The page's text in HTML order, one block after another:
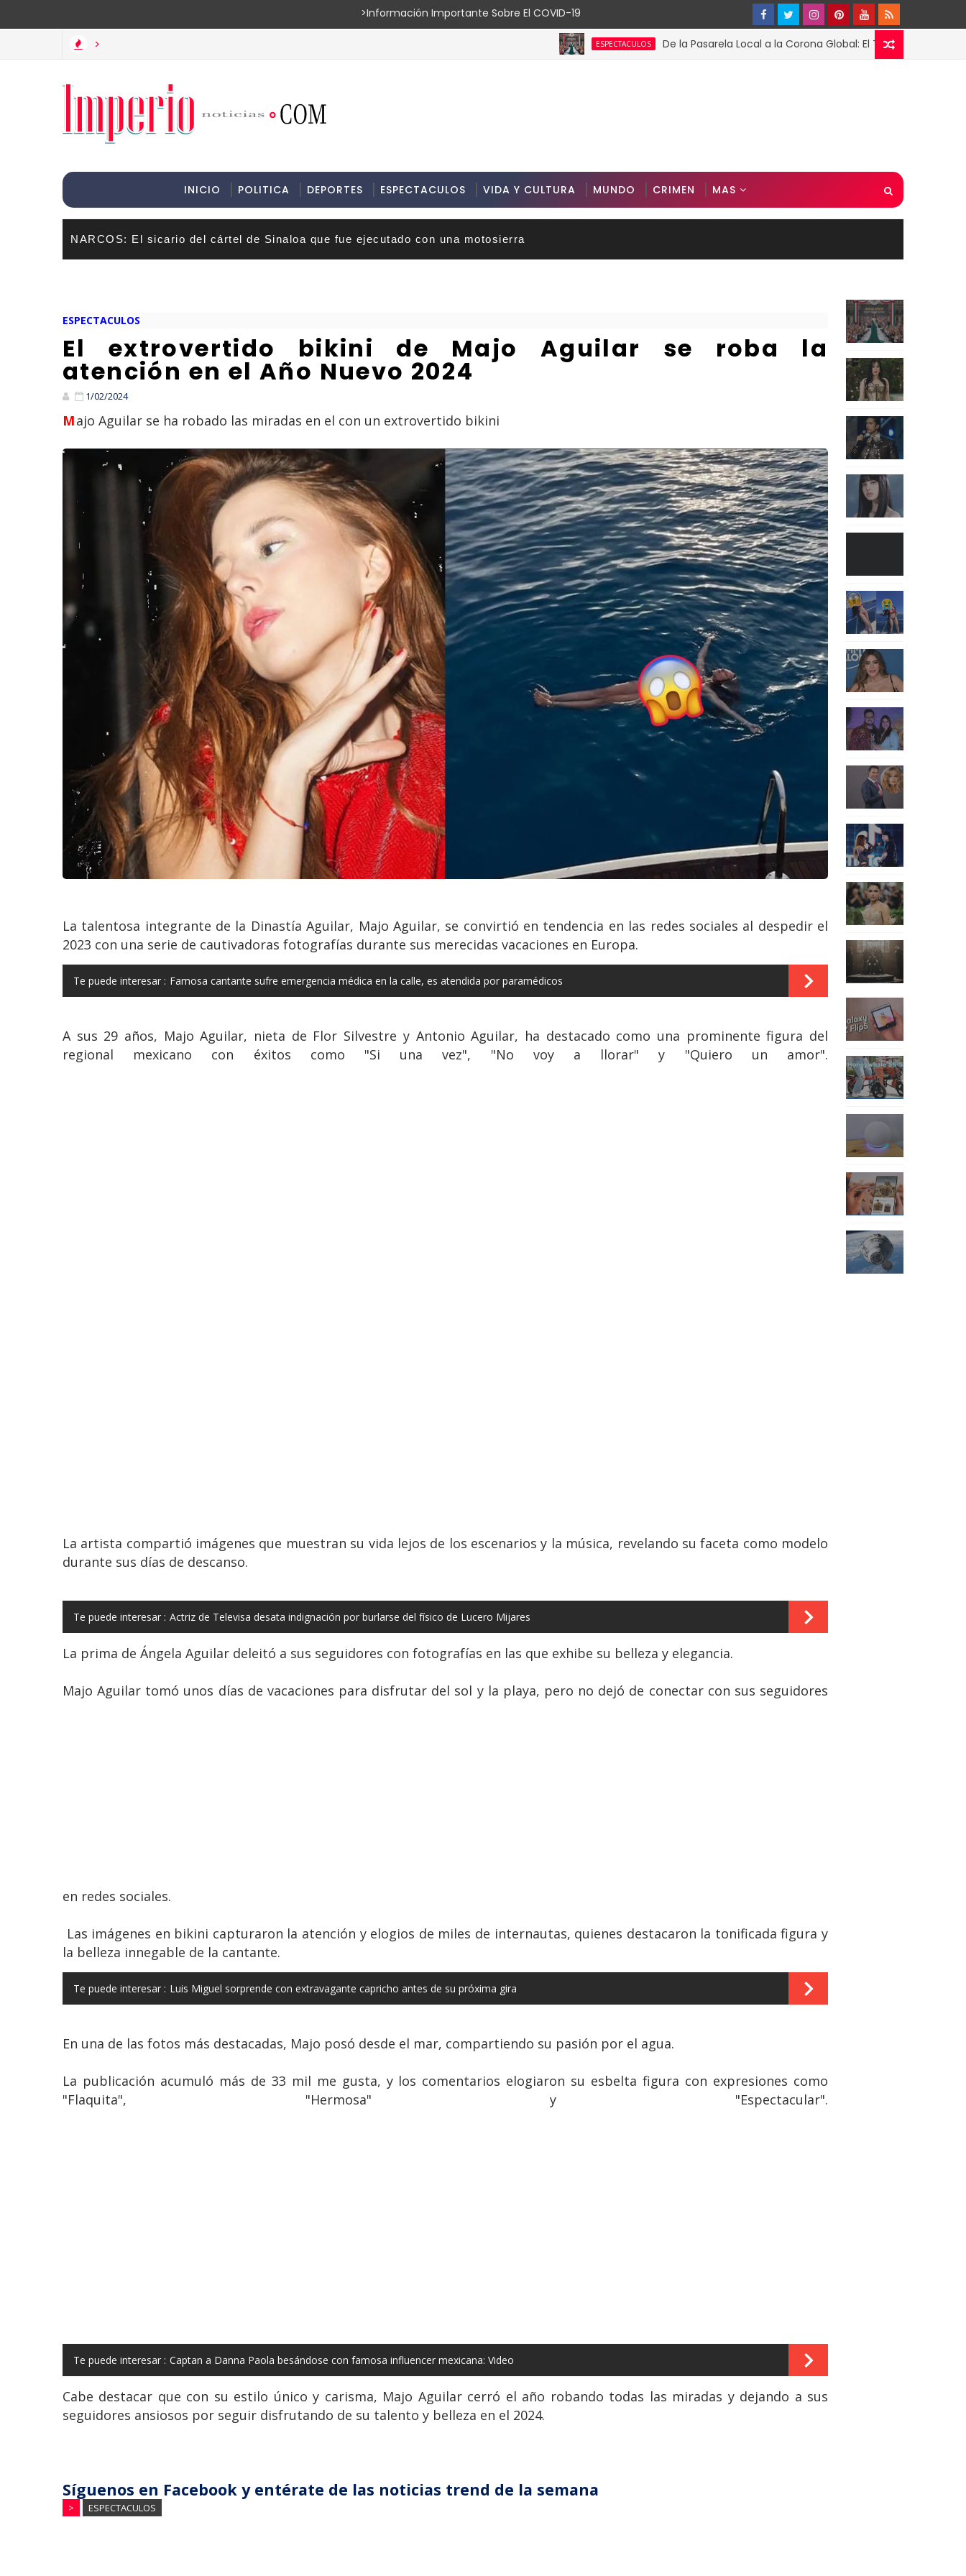
>Información Importante Sobre El COVID-19
> ESPECTACULOS De la Pasarela Local a la Corona Global: El Triunfo de Fátima Bosch en
INICIO POLITICA DEPORTES ESPECTACULOS VIDA Y CULTURA MUNDO CRIMEN MAS
NARCOS: El sicario del cártel de Sinaloa que fue ejecutado con una motosierra
ESPECTACULOS
El extrovertido bikini de Majo Aguilar se roba la
atención en el Año Nuevo 2024
1/02/2024
Majo Aguilar se ha robado las miradas en el con un extrovertido bikini
La talentosa integrante de la Dinastía Aguilar, Majo Aguilar, se convirtió en tendencia en las redes sociales al despedir el
2023 con una serie de cautivadoras fotografías durante sus merecidas vacaciones en Europa.
Te puede interesar : Famosa cantante sufre emergencia médica en la calle, es atendida por paramédicos
A sus 29 años, Majo Aguilar, nieta de Flor Silvestre y Antonio Aguilar, ha destacado como una prominente figura del
regional mexicano con éxitos como "Si una vez", "No voy a llorar" y "Quiero un amor".
La artista compartió imágenes que muestran su vida lejos de los escenarios y la música, revelando su faceta como modelo
durante sus días de descanso.
Te puede interesar : Actriz de Televisa desata indignación por burlarse del físico de Lucero Mijares
La prima de Ángela Aguilar deleitó a sus seguidores con fotografías en las que exhibe su belleza y elegancia.
Majo Aguilar tomó unos días de vacaciones para disfrutar del sol y la playa, pero no dejó de conectar con sus seguidores
en redes sociales.
Las imágenes en bikini capturaron la atención y elogios de miles de internautas, quienes destacaron la tonificada figura y
la belleza innegable de la cantante.
Te puede interesar : Luis Miguel sorprende con extravagante capricho antes de su próxima gira
En una de las fotos más destacadas, Majo posó desde el mar, compartiendo su pasión por el agua.
La publicación acumuló más de 33 mil me gusta, y los comentarios elogiaron su esbelta figura con expresiones como
"Flaquita", "Hermosa" y "Espectacular".
Te puede interesar : Captan a Danna Paola besándose con famosa influencer mexicana: Video
Cabe destacar que con su estilo único y carisma, Majo Aguilar cerró el año robando todas las miradas y dejando a sus
seguidores ansiosos por seguir disfrutando de su talento y belleza en el 2024.
Síguenos en Facebook y entérate de las noticias trend de la semana
> ESPECTACULOS